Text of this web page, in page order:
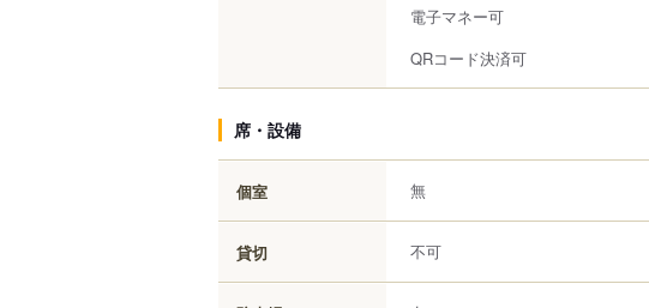
電子マネー可
QRコード決済可
席・設備
個室 無
貸切 不可